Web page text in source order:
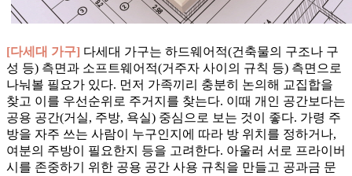
[다세대 가구] 다세대 가구는 하드웨어적(건축물의 구조나 구
성 등) 측면과 소프트웨어적(거주자 사이의 규칙 등) 측면으로
나눠볼 필요가 있다. 먼저 가족끼리 충분히 논의해 교집합을
찾고 이를 우선순위로 주거지를 찾는다. 이때 개인 공간보다는
공용 공간(거실, 주방, 욕실) 중심으로 보는 것이 좋다. 가령 주
방을 자주 쓰는 사람이 누구인지에 따라 방 위치를 정하거나,
여분의 주방이 필요한지 등을 고려한다. 아울러 서로 프라이버
시를 존중하기 위한 공용 공간 사용 규칙을 만들고 공과금 문